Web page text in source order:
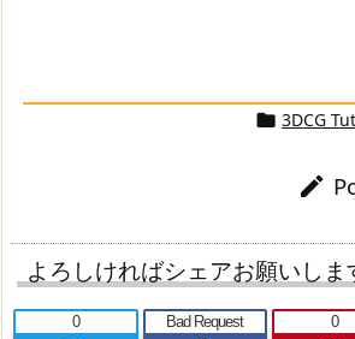
 3DCG

よろしければシェアお願いしま
0 Bad Request
0